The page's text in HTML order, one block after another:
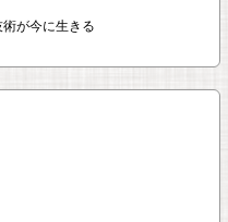
が今に生きる